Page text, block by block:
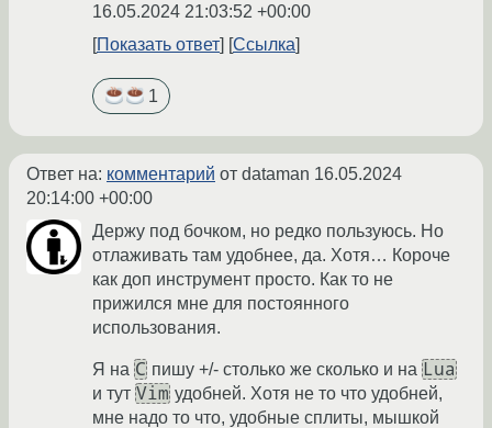
16.05.2024 21:03:52 +00:00
Показать ответ
Ссылка
1
Ответ на: комментарий от dataman 16.05.2024
20:14:00 +00:00
Держу под бочком, но редко пользуюсь. Но
отлаживать там удобнее, да. Хотя… Короче
как доп инструмент просто. Как то не
прижился мне для постоянного
использования.
Я на С пишу +/- столько же сколько и на Lua
и тут Vim удобней. Хотя не то что удобней,
мне надо то что, удобные сплиты, мышкой